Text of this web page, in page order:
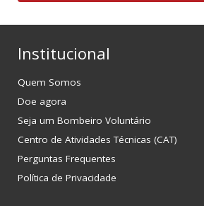
Institucional
Quem Somos
Doe agora
Seja um Bombeiro Voluntário
Centro de Atividades Técnicas (CAT)
Perguntas Frequentes
Política de Privacidade